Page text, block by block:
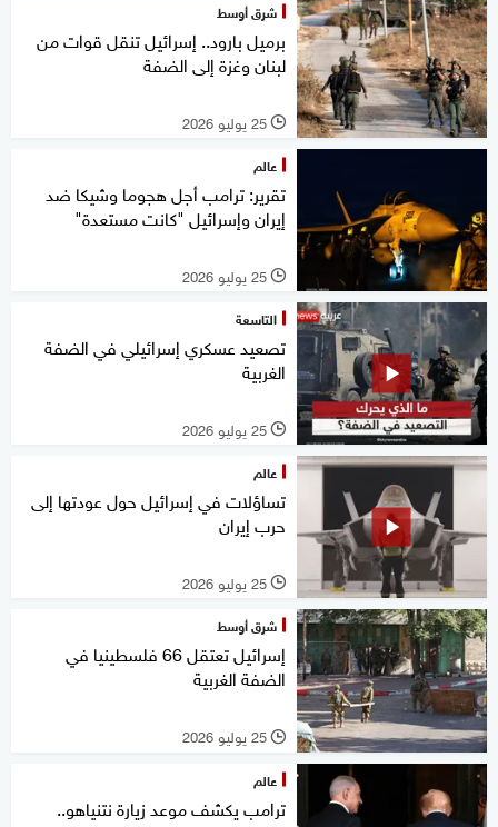
شرق أوسط
برميل بارود.. إسرائيل تنقل قوات من
لبنان وغزة إلى الضفة
l 25 يوليو 2026
عالم
تقرير: ترامب أجل هجوما وشيكا ضد
إيران وإسرائيل "كانت مستعدة"
l 25 يوليو 2026
التاسعة
تصعيد عسكري إسرائيلي في الضفة
الغربية
l 25 يوليو 2026
عالم
تساؤلات في إسرائيل حول عودتها إلى
حرب إيران
l 25 يوليو 2026
شرق أوسط
إسرائيل تعتقل 66 فلسطينيا في
الضفة الغربية
l 25 يوليو 2026
عالم
ترامب يكشف موعد زيارة نتنياهو..